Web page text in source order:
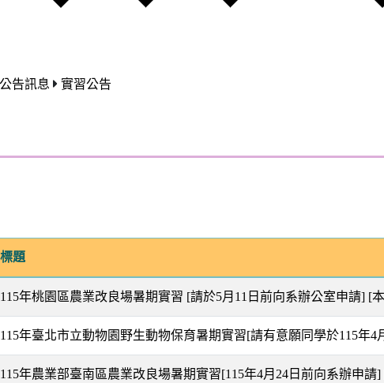
公告訊息 實習公告
標題
115年桃園區農業改良場暑期實習 [請於5月11日前向系辦公室申請] [
115年臺北市立動物園野生動物保育暑期實習[請有意願同學於115年4
115年農業部臺南區農業改良場暑期實習[115年4月24日前向系辦申請]